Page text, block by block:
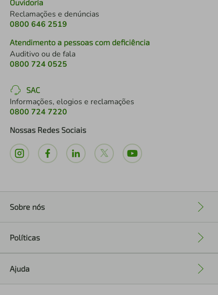
Ouvidoria
Reclamações e denúncias
0800 646 2519
Atendimento a pessoas com deficiência
Auditivo ou de fala
0800 724 0525
SAC
Informações, elogios e reclamações
0800 724 7220
Nossas Redes Sociais
Sobre nós
Políticas
Ajuda